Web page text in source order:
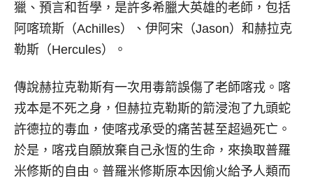
獵、預言和哲學，是許多希臘大英雄的老師，包括
阿喀琉斯（Achilles）、伊阿宋（Jason）和赫拉克
勒斯（Hercules）。
傳說赫拉克勒斯有一次用毒箭誤傷了老師喀戎。喀
戎本是不死之身，但赫拉克勒斯的箭浸泡了九頭蛇
許德拉的毒血，使喀戎承受的痛苦甚至超過死亡。
於是，喀戎自願放棄自己永恆的生命，來換取普羅
米修斯的自由。普羅米修斯原本因偷火給予人類而